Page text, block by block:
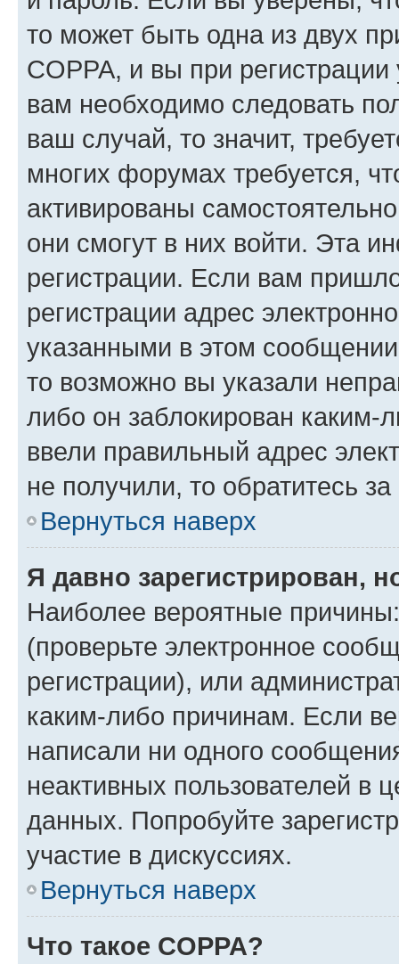
то может быть одна из двух
COPPA, и вы при
вам необходимо следовать
ваш случай, то значит,
многих форумах требуется,
активированы
они смогут в них войти. Эта
регистрации. Если вам
регистрации адрес
указанными в этом
то возможно вы указали
либо он заблокирован
ввели правильный адрес
не получили, то обратитесь
Вернуться наверх
Я давно зарегистрирован,
Наиболее вероятные
(проверьте электронное
регистрации), или
каким-либо причинам. Если
написали ни одного
неактивных пользователей в
данных. Попробуйте
участие в дискуссиях.
Вернуться наверх
Что такое COPPA?